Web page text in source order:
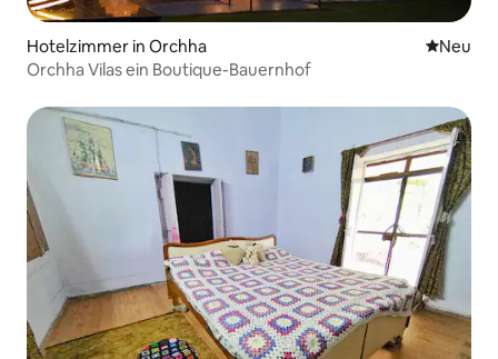
Hotelzimmer in Orchha Neue
Neu
Orchha Vilas ein Boutique-Bauernhof